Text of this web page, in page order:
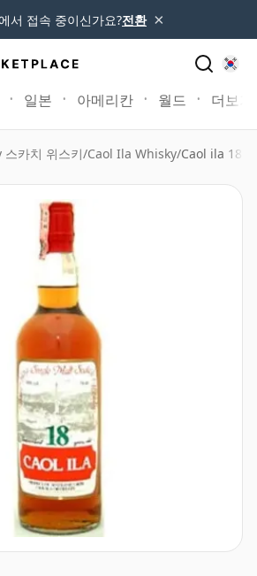
서 접속 중이신가요?전환 ×
일본 아메리칸 월드 더보기
스카치 위스키/Caol Ila Whisky/Caol ila 18